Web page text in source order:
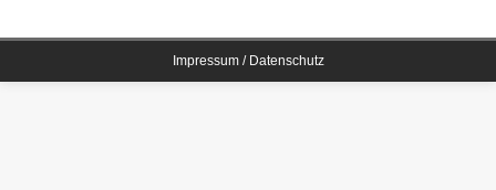
Impressum / Datenschutz